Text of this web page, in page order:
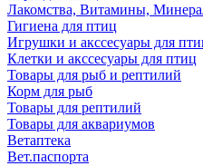
Лакомства, Витамины,
Гигиена для птиц
Игрушки и акссесуары для
Клетки и акссесуары для птиц
Товары для рыб и рептилий
Корм для рыб
Товары для рептилий
Товары для аквариумов
Ветаптека
Вет.паспорта